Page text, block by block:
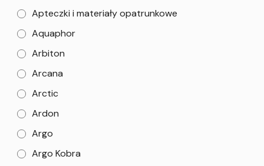
Apteczki i materiały opatrunkowe
Aquaphor
Arbiton
Arcana
Arctic
Ardon
Argo
Argo Kobra